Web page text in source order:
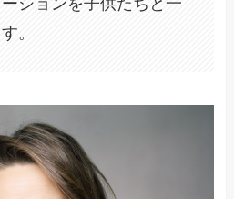
ションを子供たちと一
。